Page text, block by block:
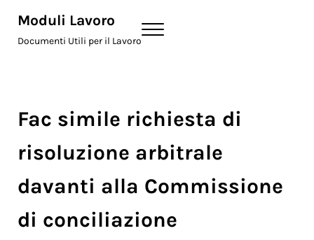
Moduli Lavoro
Documenti Utili per il Lavoro
Menu
Fac simile richiesta di
risoluzione arbitrale
davanti alla Commissione
di conciliazione